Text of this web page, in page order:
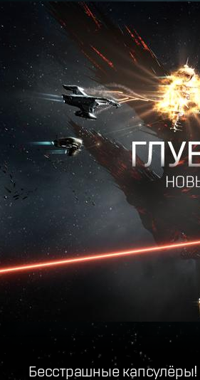
Бесстрашные капсулёры!